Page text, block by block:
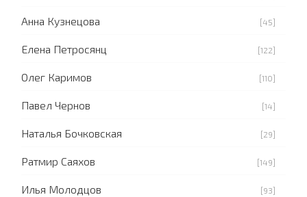
Анна Кузнецова [45]
Елена Петросянц [122]
Олег Каримов [110]
Павел Чернов [14]
Наталья Бочковская [29]
Ратмир Саяхов [149]
Илья Молодцов [93]